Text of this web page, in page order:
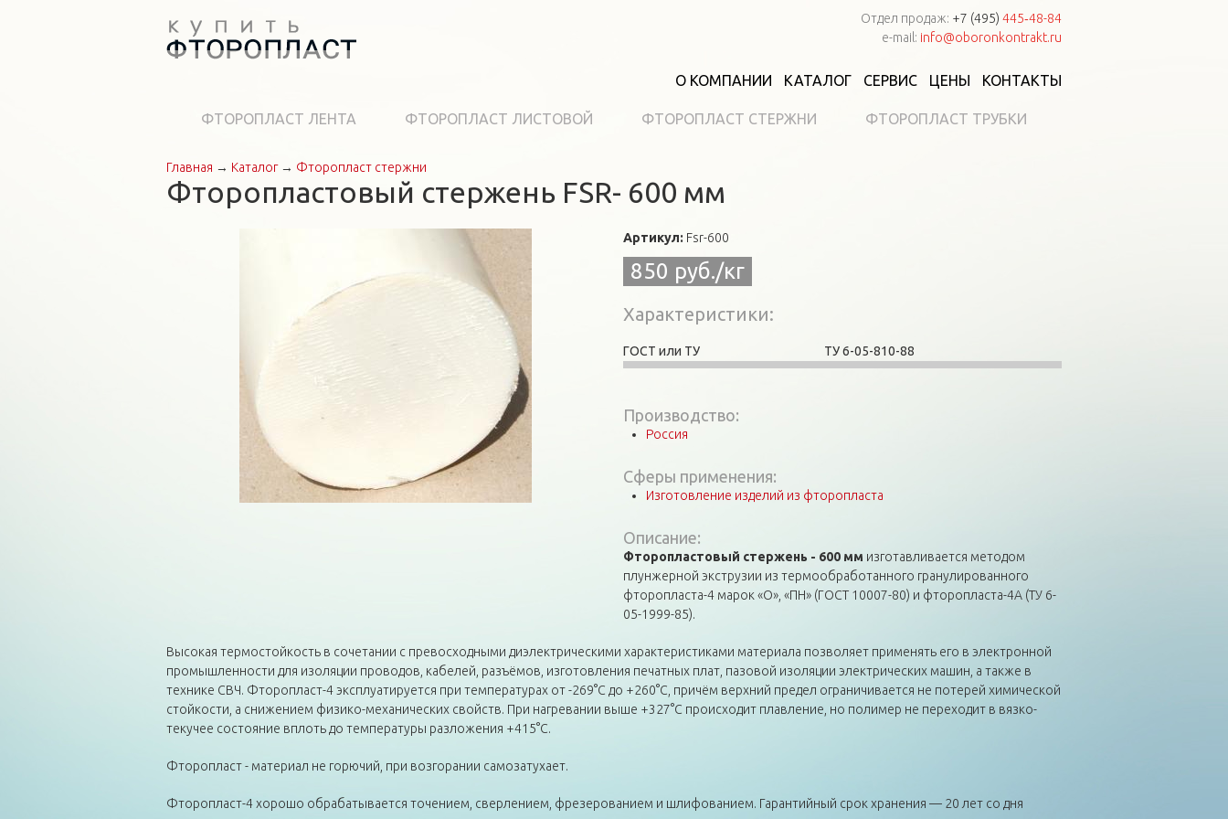
Отдел продаж: +7 (495) 445‑48-84
e-mail: info@oboronkontrakt.ru
О КОМПАНИИ КАТАЛОГ СЕРВИС ЦЕНЫ КОНТАКТЫ
ФТОРОПЛАСТ ЛЕНТА ФТОРОПЛАСТ ЛИСТОВОЙ ФТОРОПЛАСТ СТЕРЖНИ ФТОРОПЛАСТ ТРУБКИ
Вы здесь
Главная → Каталог→ Фторопласт стержни
Фторопластовый стержень FSR- 600 мм
Артикул: Fsr-600
850 руб./кг
Характеристики
ГОСТ или ТУ ТУ 6-05-810-88
Производство:
Россия
Сферы применения:
Изготовление изделий из фторопласта
Описание:
Фторопластовый стержень - 600 мм изготавливается методом
плунжерной экструзии из термообработанного гранулированного
фторопласта-4 марок «О», «ПН» (ГОСТ 10007-80) и фторопласта-4А (ТУ 6-
05-1999-85).
Высокая термостойкость в сочетании с превосходными диэлектрическими характеристиками материала позволяет применять его в электронной
промышленности для изоляции проводов, кабелей, разъёмов, изготовления печатных плат, пазовой изоляции электрических машин, а также в
технике СВЧ. Фторопласт-4 эксплуатируется при температурах от -269°С до +260°С, причём верхний предел ограничивается не потерей химической
стойкости, а снижением физико-механических свойств. При нагревании выше +327°С происходит плавление, но полимер не переходит в вязко-
текучее состояние вплоть до температуры разложения +415°С.
Фторопласт - материал не горючий, при возгорании самозатухает.
Фторопласт-4 хорошо обрабатывается точением, сверлением, фрезерованием и шлифованием. Гарантийный срок хранения — 20 лет со дня